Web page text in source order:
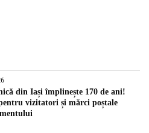
din Iași împlinește 170 de ani!
vizitatori și mărci poștale